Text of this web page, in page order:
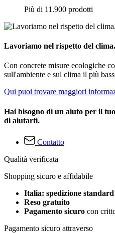
Più di 11.900 prodotti
Lavoriamo nel rispetto del clima.
Con concrete misure ecologiche
sull'ambiente e sul clima il più
Qui puoi trovare maggiori
Hai bisogno di un aiuto per il
di aiutarti.
Contatto
Qualità verificata
Shopping sicuro e affidabile
Italia: spedizione
Reso gratuito
Pagamento sicuro con
Pagamento sicuro attraverso